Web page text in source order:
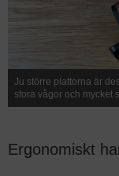
Ju större plattorna är
stora vågor och mycket
Ergonomiskt